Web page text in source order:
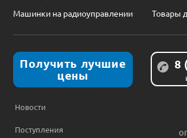
Машинки на радиоуправлении
Товары
Получить лучшие
цены
8
Новости
Поступления